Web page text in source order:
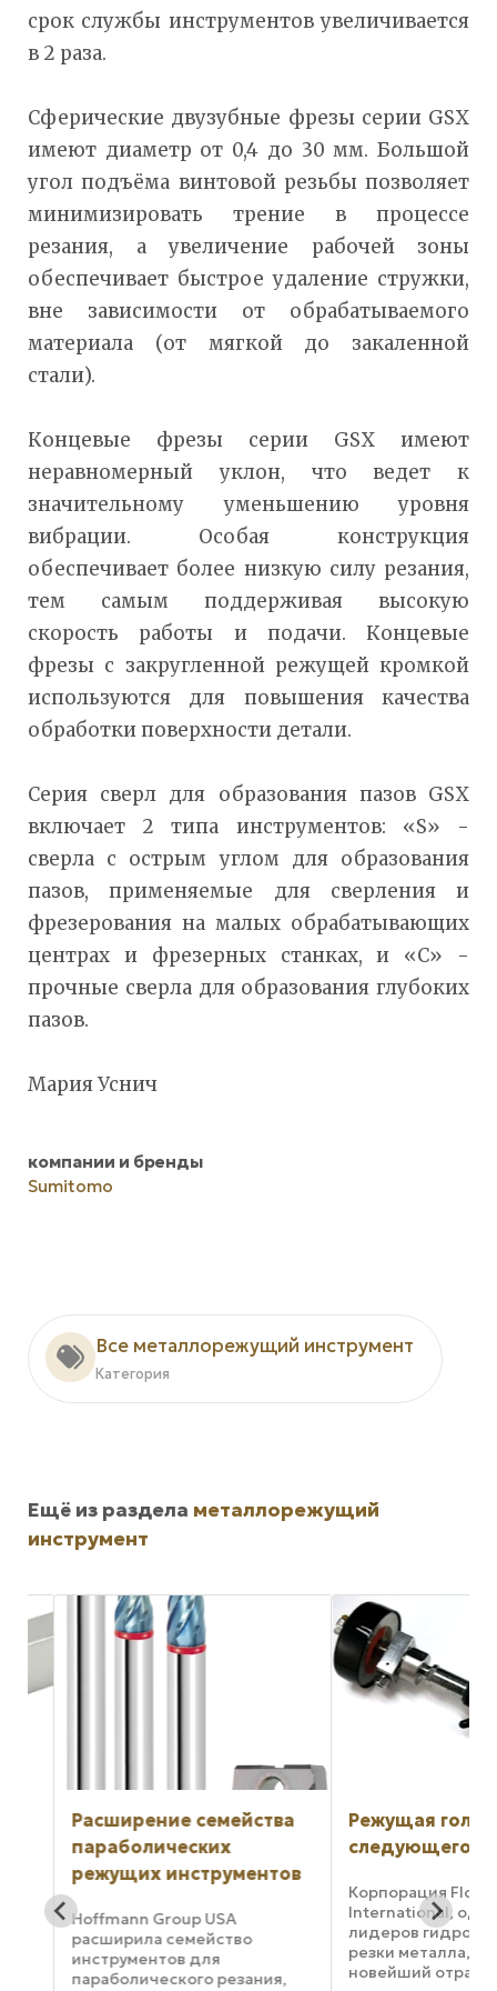
срок службы инструментов увеличивается
в 2 раза.
Сферические двузубные фрезы серии GSX
имеют диаметр от 0,4 до 30 мм. Большой
угол подъёма винтовой резьбы позволяет
минимизировать трение в процессе
резания, а увеличение рабочей зоны
обеспечивает быстрое удаление стружки,
вне зависимости от обрабатываемого
материала (от мягкой до закаленной
стали).
Концевые фрезы серии GSX имеют
неравномерный уклон, что ведет к
значительному уменьшению уровня
вибрации. Особая конструкция
обеспечивает более низкую силу резания,
тем самым поддерживая высокую
скорость работы и подачи. Концевые
фрезы с закругленной режущей кромкой
используются для повышения качества
обработки поверхности детали.
Серия сверл для образования пазов GSX
включает 2 типа инструментов: «S» -
сверла с острым углом для образования
пазов, применяемые для сверления и
фрезерования на малых обрабатывающих
центрах и фрезерных станках, и «С» -
прочные сверла для образования глубоких
пазов.
Мария Уснич
компании и бренды
Sumitomo
Все металлорежущий инструмент
Категория
Ещё из раздела металлорежущий
инструмент
Расширение семейства
параболических
режущих инструментов
Hoffmann Group USA
расширила семейство
инструментов для
параболического резания,
Режущая
следующего
Корпорация Flow
International, один
лидеров
резки металла,
новейший